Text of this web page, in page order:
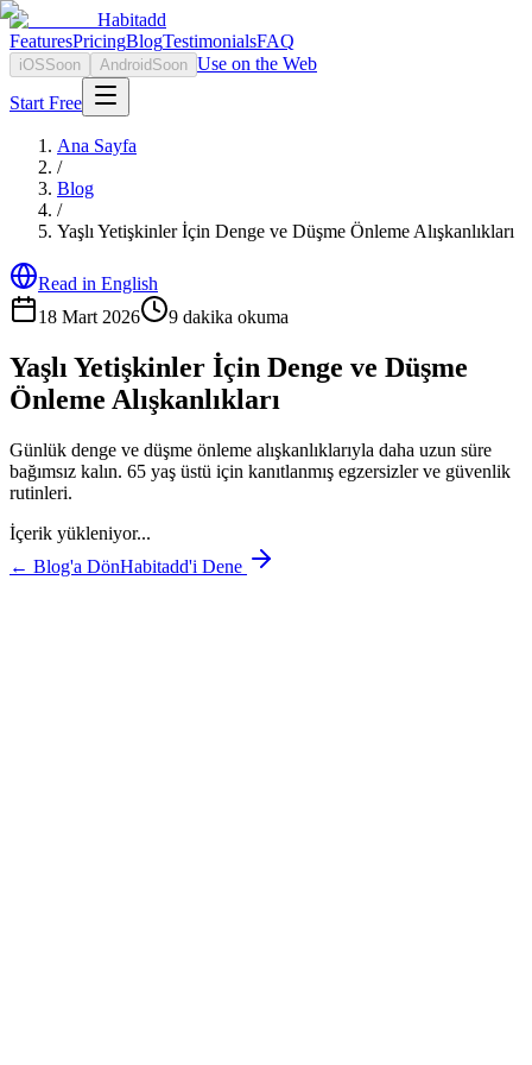
Habitadd
FeaturesPricingBlogTestimonialsFAQ
iOSSoon Android Soon Use on the Web
Start Free
Ana Sayfa
/
Blog
/
Yaşlı Yetişkinler İçin Denge ve Düşme Önleme Alışkanlıkları
Read in English
18 Mart 2026
9 dakika okuma
Yaşlı Yetişkinler İçin Denge ve Düşme
Önleme Alışkanlıkları
Günlük denge ve düşme önleme alışkanlıklarıyla daha uzun süre
bağımsız kalın. 65 yaş üstü için kanıtlanmış egzersizler ve güvenlik
rutinleri.
İçerik yükleniyor...
← Blog'a DönHabitadd'i Dene